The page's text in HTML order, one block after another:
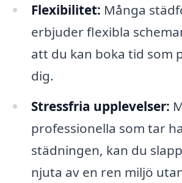
Flexibilitet: Många
erbjuder flexibla
att du kan boka tid som
dig.
Stressfria upplevelser:
professionella som tar
städningen, kan du
njuta av en ren miljö